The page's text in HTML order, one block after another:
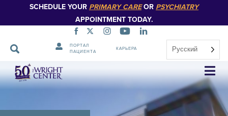
SCHEDULE YOUR PRIMARY CAREOR PSYCHIATRY
APPOINTMENT TODAY.
ПОРТАЛ
ПАЦИЕНТА
КАРЬЕРА Русский
Пропустить
навигацию